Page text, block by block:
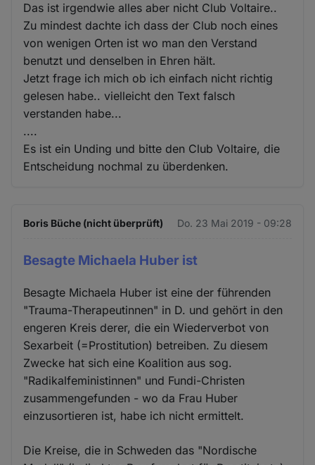
Das ist irgendwie alles aber nicht Club Voltaire..
Zu mindest dachte ich dass der Club noch eines
von wenigen Orten ist wo man den Verstand
benutzt und denselben in Ehren hält.
Jetzt frage ich mich ob ich einfach nicht richtig
gelesen habe.. vielleicht den Text falsch
verstanden habe...
....
Es ist ein Unding und bitte den Club Voltaire, die
Entscheidung nochmal zu überdenken.
Boris Büche (nicht überprüft) Do. 23 Mai 2019 - 09:28
Besagte Michaela Huber ist
Besagte Michaela Huber ist eine der führenden
"Trauma-Therapeutinnen" in D. und gehört in den
engeren Kreis derer, die ein Wiederverbot von
Sexarbeit (=Prostitution) betreiben. Zu diesem
Zwecke hat sich eine Koalition aus sog.
"Radikalfeministinnen" und Fundi-Christen
zusammengefunden - wo da Frau Huber
einzusortieren ist, habe ich nicht ermittelt.
Die Kreise, die in Schweden das "Nordische